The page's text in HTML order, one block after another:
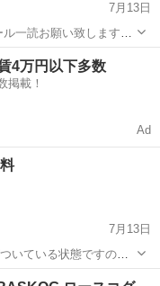
7月13日
一読お願い致します。
せん。 ・簡易清掃済み
4万円以下多数
掲載！
Ad
7月13日
いている状態ですので